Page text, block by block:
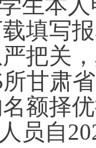
填写
把关
甘肃
额择优
员自